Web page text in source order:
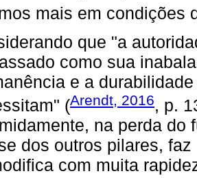
mais em condições
que "a
como sua
e a
(Arendt, 2016, p.
na perda do
dos outros pilares,
com muita